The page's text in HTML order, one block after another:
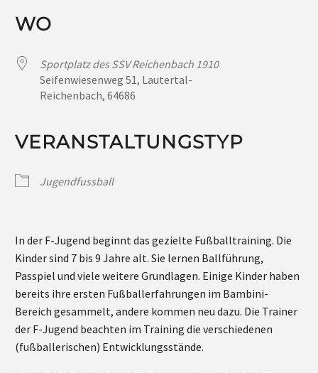
WO
Sportplatz des SSV Reichenbach 1910
Seifenwiesenweg 51, Lautertal-
Reichenbach, 64686
VERANSTALTUNGSTYP
Jugendfussball
In der F-Jugend beginnt das gezielte Fußballtraining. Die
Kinder sind 7 bis 9 Jahre alt. Sie lernen Ballführung,
Passpiel und viele weitere Grundlagen. Einige Kinder haben
bereits ihre ersten Fußballerfahrungen im Bambini-
Bereich gesammelt, andere kommen neu dazu. Die Trainer
der F-Jugend beachten im Training die verschiedenen
(fußballerischen) Entwicklungsstände.